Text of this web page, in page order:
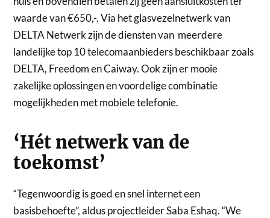
waarde van €650,-. Via het glasvezelnetwerk van
DELTA Netwerk zijn de diensten van meerdere
landelijke top 10 telecomaanbieders beschikbaar zoals
DELTA, Freedom en Caiway. Ook zijn er mooie
zakelijke oplossingen en voordelige combinatie
mogelijkheden met mobiele telefonie.
‘Hét netwerk van de
toekomst’
“Tegenwoordig is goed en snel internet een
basisbehoefte”, aldus projectleider Saba Eshaq. “We